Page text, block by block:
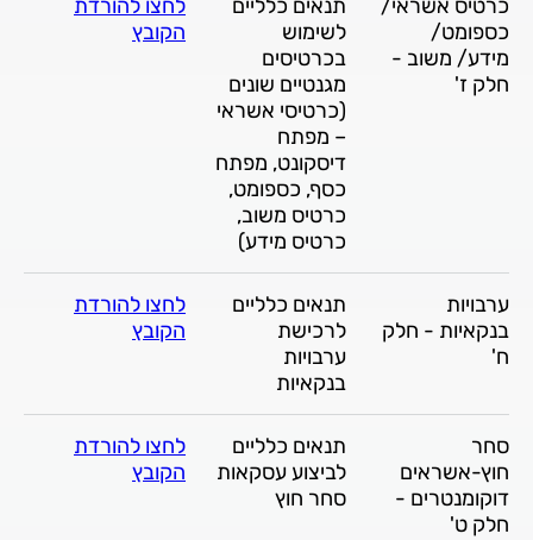
כרטיס אשראי/
כספומט/
מידע/ משוב -
חלק ז'
תנאים כלליים
לשימוש
בכרטיסים
מגנטיים שונים
(כרטיסי אשראי
– מפתח
דיסקונט, מפתח
כסף, כספומט,
כרטיס משוב,
כרטיס מידע)
לחצו להורדת
הקובץ
ערבויות
בנקאיות - חלק
ח'
תנאים כלליים
לרכישת
ערבויות
בנקאיות
לחצו להורדת
הקובץ
סחר
חוץ-אשראים
דוקומנטרים -
חלק ט'
תנאים כלליים
לביצוע עסקאות
סחר חוץ
לחצו להורדת
הקובץ